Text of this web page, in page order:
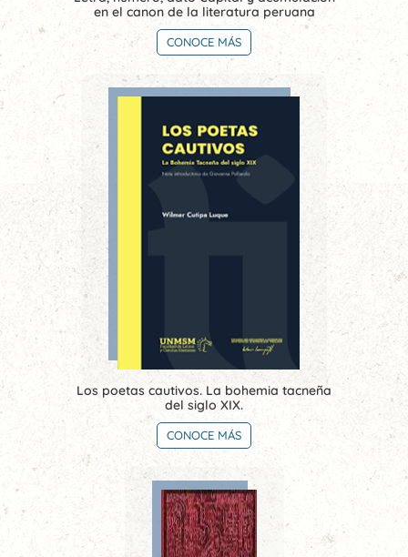
en el canon de la literatura peruana
CONOCE MÁS
Los poetas cautivos. La bohemia tacneña
del siglo XIX.
CONOCE MÁS